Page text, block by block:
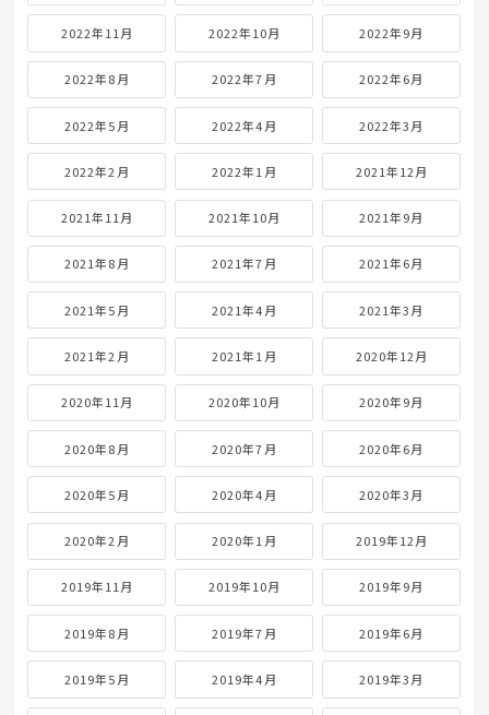
2022年11月 2022年10月 2022年9月
2022年8月 2022年7月 2022年6月
2022年5月 2022年4月 2022年3月
2022年2月 2022年1月 2021年12月
2021年11月 2021年10月 2021年9月
2021年8月 2021年7月 2021年6月
2021年5月 2021年4月 2021年3月
2021年2月 2021年1月 2020年12月
2020年11月 2020年10月 2020年9月
2020年8月 2020年7月 2020年6月
2020年5月 2020年4月 2020年3月
2020年2月 2020年1月 2019年12月
2019年11月 2019年10月 2019年9月
2019年8月 2019年7月 2019年6月
2019年5月 2019年4月 2019年3月